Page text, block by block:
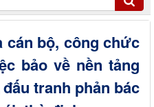
cán bộ, công chức
bảo về nền tảng
tranh phản bác